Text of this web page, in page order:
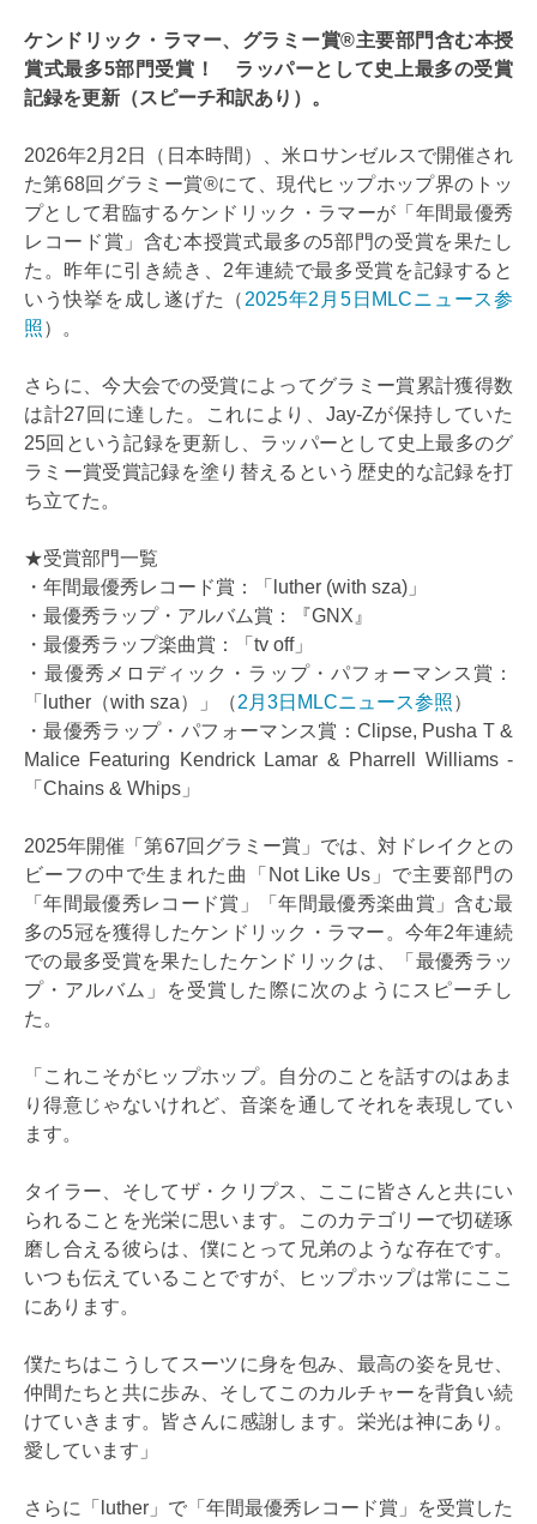
ケンドリック・ラマー、グラミー賞®主要部門含む本授
賞式最多5部門受賞！ ラッパーとして史上最多の受賞
記録を更新（スピーチ和訳あり）。
2026年2月2日（日本時間）、米ロサンゼルスで開催され
た第68回グラミー賞®にて、現代ヒップホップ界のトッ
プとして君臨するケンドリック・ラマーが「年間最優秀
レコード賞」含む本授賞式最多の5部門の受賞を果たし
た。昨年に引き続き、2年連続で最多受賞を記録すると
いう快挙を成し遂げた（ 2025年2月5日MLCニュース参
照）。
さらに、今大会での受賞によってグラミー賞累計獲得数
は計27回に達した。これにより、Jay-Zが保持していた
25回という記録を更新し、ラッパーとして史上最多のグ
ラミー賞受賞記録を塗り替えるという歴史的な記録を打
ち立てた。
★受賞部門一覧
・年間最優秀レコード賞：「luther (with sza)」
・最優秀ラップ・アルバム賞：『GNX』
・最優秀ラップ楽曲賞：「tv off」
・最優秀メロディック・ラップ・パフォーマンス賞：
「luther（with sza）」（2月3日MLCニュース参照）
・最優秀ラップ・パフォーマンス賞：Clipse, Pusha T &
Malice Featuring Kendrick Lamar & Pharrell Williams -
「Chains & Whips」
2025年開催「第67回グラミー賞」では、対ドレイクとの
ビーフの中で生まれた曲「Not Like Us」で主要部門の
「年間最優秀レコード賞」「年間最優秀楽曲賞」含む最
多の5冠を獲得したケンドリック・ラマー。今年2年連続
での最多受賞を果たしたケンドリックは、「最優秀ラッ
プ・アルバム」を受賞した際に次のようにスピーチし
た。
「これこそがヒップホップ。自分のことを話すのはあま
り得意じゃないけれど、音楽を通してそれを表現してい
ます。
タイラー、そしてザ・クリプス、ここに皆さんと共にい
られることを光栄に思います。このカテゴリーで切磋琢
磨し合える彼らは、僕にとって兄弟のような存在です。
いつも伝えていることですが、ヒップホップは常にここ
にあります。
僕たちはこうしてスーツに身を包み、最高の姿を見せ、
仲間たちと共に歩み、そしてこのカルチャーを背負い続
けていきます。皆さんに感謝します。栄光は神にあり。
愛しています」
さらに「luther」で「年間最優秀レコード賞」を受賞した